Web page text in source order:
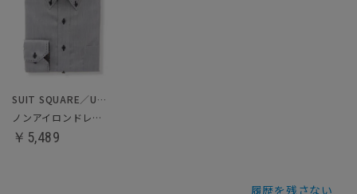
SUIT SQUARE／UNIVERSAL LANGUAGE
ノンアイロンドレスシャツ
￥5,489
履歴を残さない